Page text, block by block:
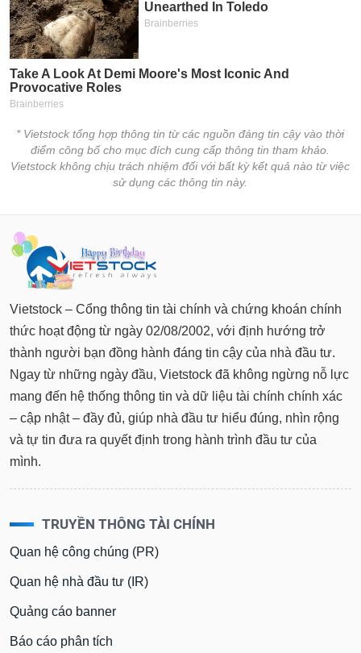
* Vietstock tổng hợp thông tin từ các nguồn đáng tin cậy vào thời
điểm công bố cho mục đích cung cấp thông tin tham khảo.
Vietstock không chịu trách nhiệm đối với bất kỳ kết quả nào từ việc
sử dụng các thông tin này.
Vietstock – Cổng thông tin tài chính và chứng khoán chính
thức hoạt động từ ngày 02/08/2002, với định hướng trở
thành người bạn đồng hành đáng tin cậy của nhà đầu tư.
Ngay từ những ngày đầu, Vietstock đã không ngừng nỗ lực
mang đến hệ thống thông tin và dữ liệu tài chính chính xác
– cập nhật – đầy đủ, giúp nhà đầu tư hiểu đúng, nhìn rộng
và tự tin đưa ra quyết định trong hành trình đầu tư của
mình.
TRUYỀN THÔNG TÀI CHÍNH
Quan hệ công chúng (PR)
Quan hệ nhà đầu tư (IR)
Quảng cáo banner
Báo cáo phân tích